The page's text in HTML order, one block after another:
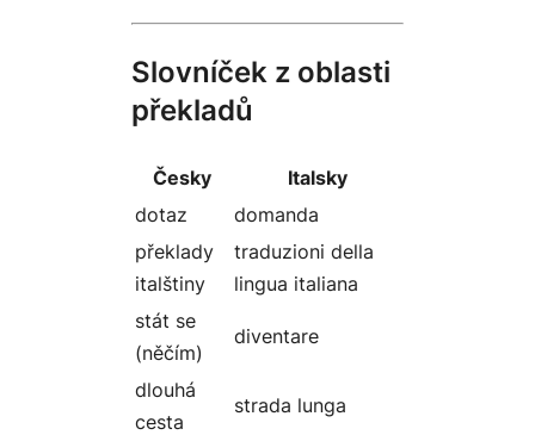
Slovníček z oblasti
překladů
Česky
Italsky
dotaz
domanda
překlady
italštiny
traduzioni della
lingua italiana
stát se
(něčím)
diventare
dlouhá
cesta
strada lunga